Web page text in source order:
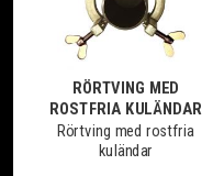
RÖRTVING MED
ROSTFRIA KULÄNDAR
Rörtving med rostfria
kuländar